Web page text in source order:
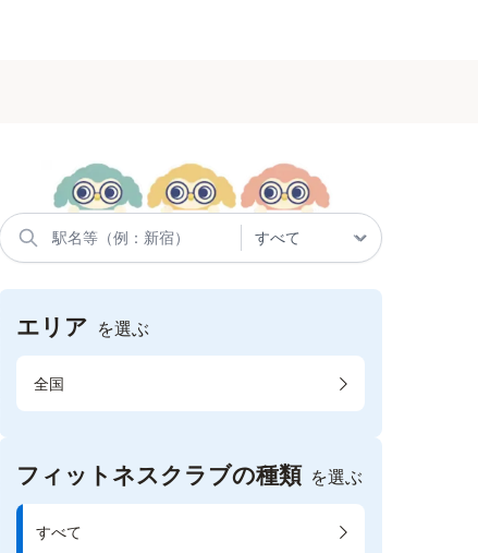
エリア を選ぶ
全国
フィットネスクラブの種類 を選ぶ
すべて